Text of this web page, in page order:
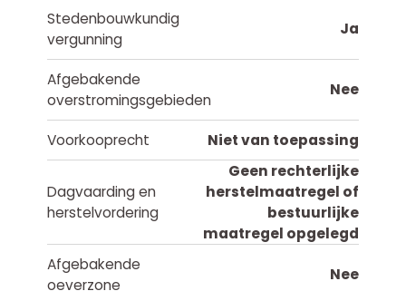
Stedenbouwkundig
vergunning
Ja
Afgebakende
overstromingsgebieden
Nee
Voorkooprecht Niet van toepassing
Dagvaarding en
herstelvordering
Geen rechterlijke
herstelmaatregel of
bestuurlijke
maatregel opgelegd
Afgebakende
oeverzone
Nee